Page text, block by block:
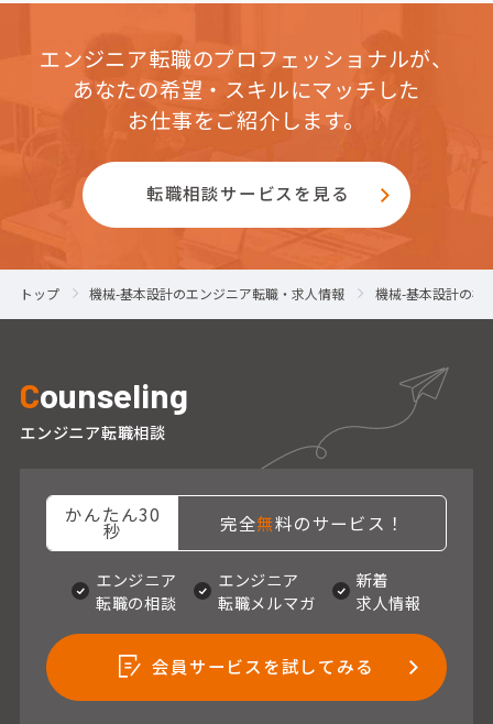
エンジニア転職のプロフェッショナルが、
あなたの希望・スキルにマッチした
お仕事をご紹介します。
転職相談サービスを見る
トップ 機械-基本設計のエンジニア転職・求人情報 機械-基本設計の神
Counseling
エンジニア転職相談
かんたん30
秒 完全無料のサービス！
エンジニア
転職の相談
エンジニア
転職メルマガ
新着
求人情報
会員サービスを試してみる